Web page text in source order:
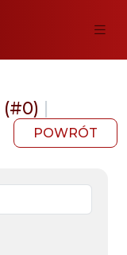
(#0) |
POWRÓT